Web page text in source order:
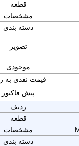
قطعه
مشخصات
دسته بندی
تصویر
موجودی
قیمت نقدی به
پیش فاکتور
ردیف
قطعه
مشخصات
دسته بندی